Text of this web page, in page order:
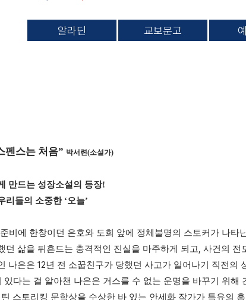
알라딘 교보문고
펜스는 처음” 박서련(소설가)
만드는 성장소설의 등장!
리들의 소중한 ‘오늘’
비에 한창이던 은호와 도희 앞에 정체불명의 스토커가 나타
던 삶을 뒤흔드는 충격적인 진실을 마주하게 되고
사건의 전
나은은 12년 전 소꿉친구가 당했던 사고가 일어나기 직전의
있다는 걸 알아챈 나은은 거스를 수 없는 운명을 바꾸기 위해
스토리킹 문학상을 수상한 바 있는 안세화 작가가 특유의